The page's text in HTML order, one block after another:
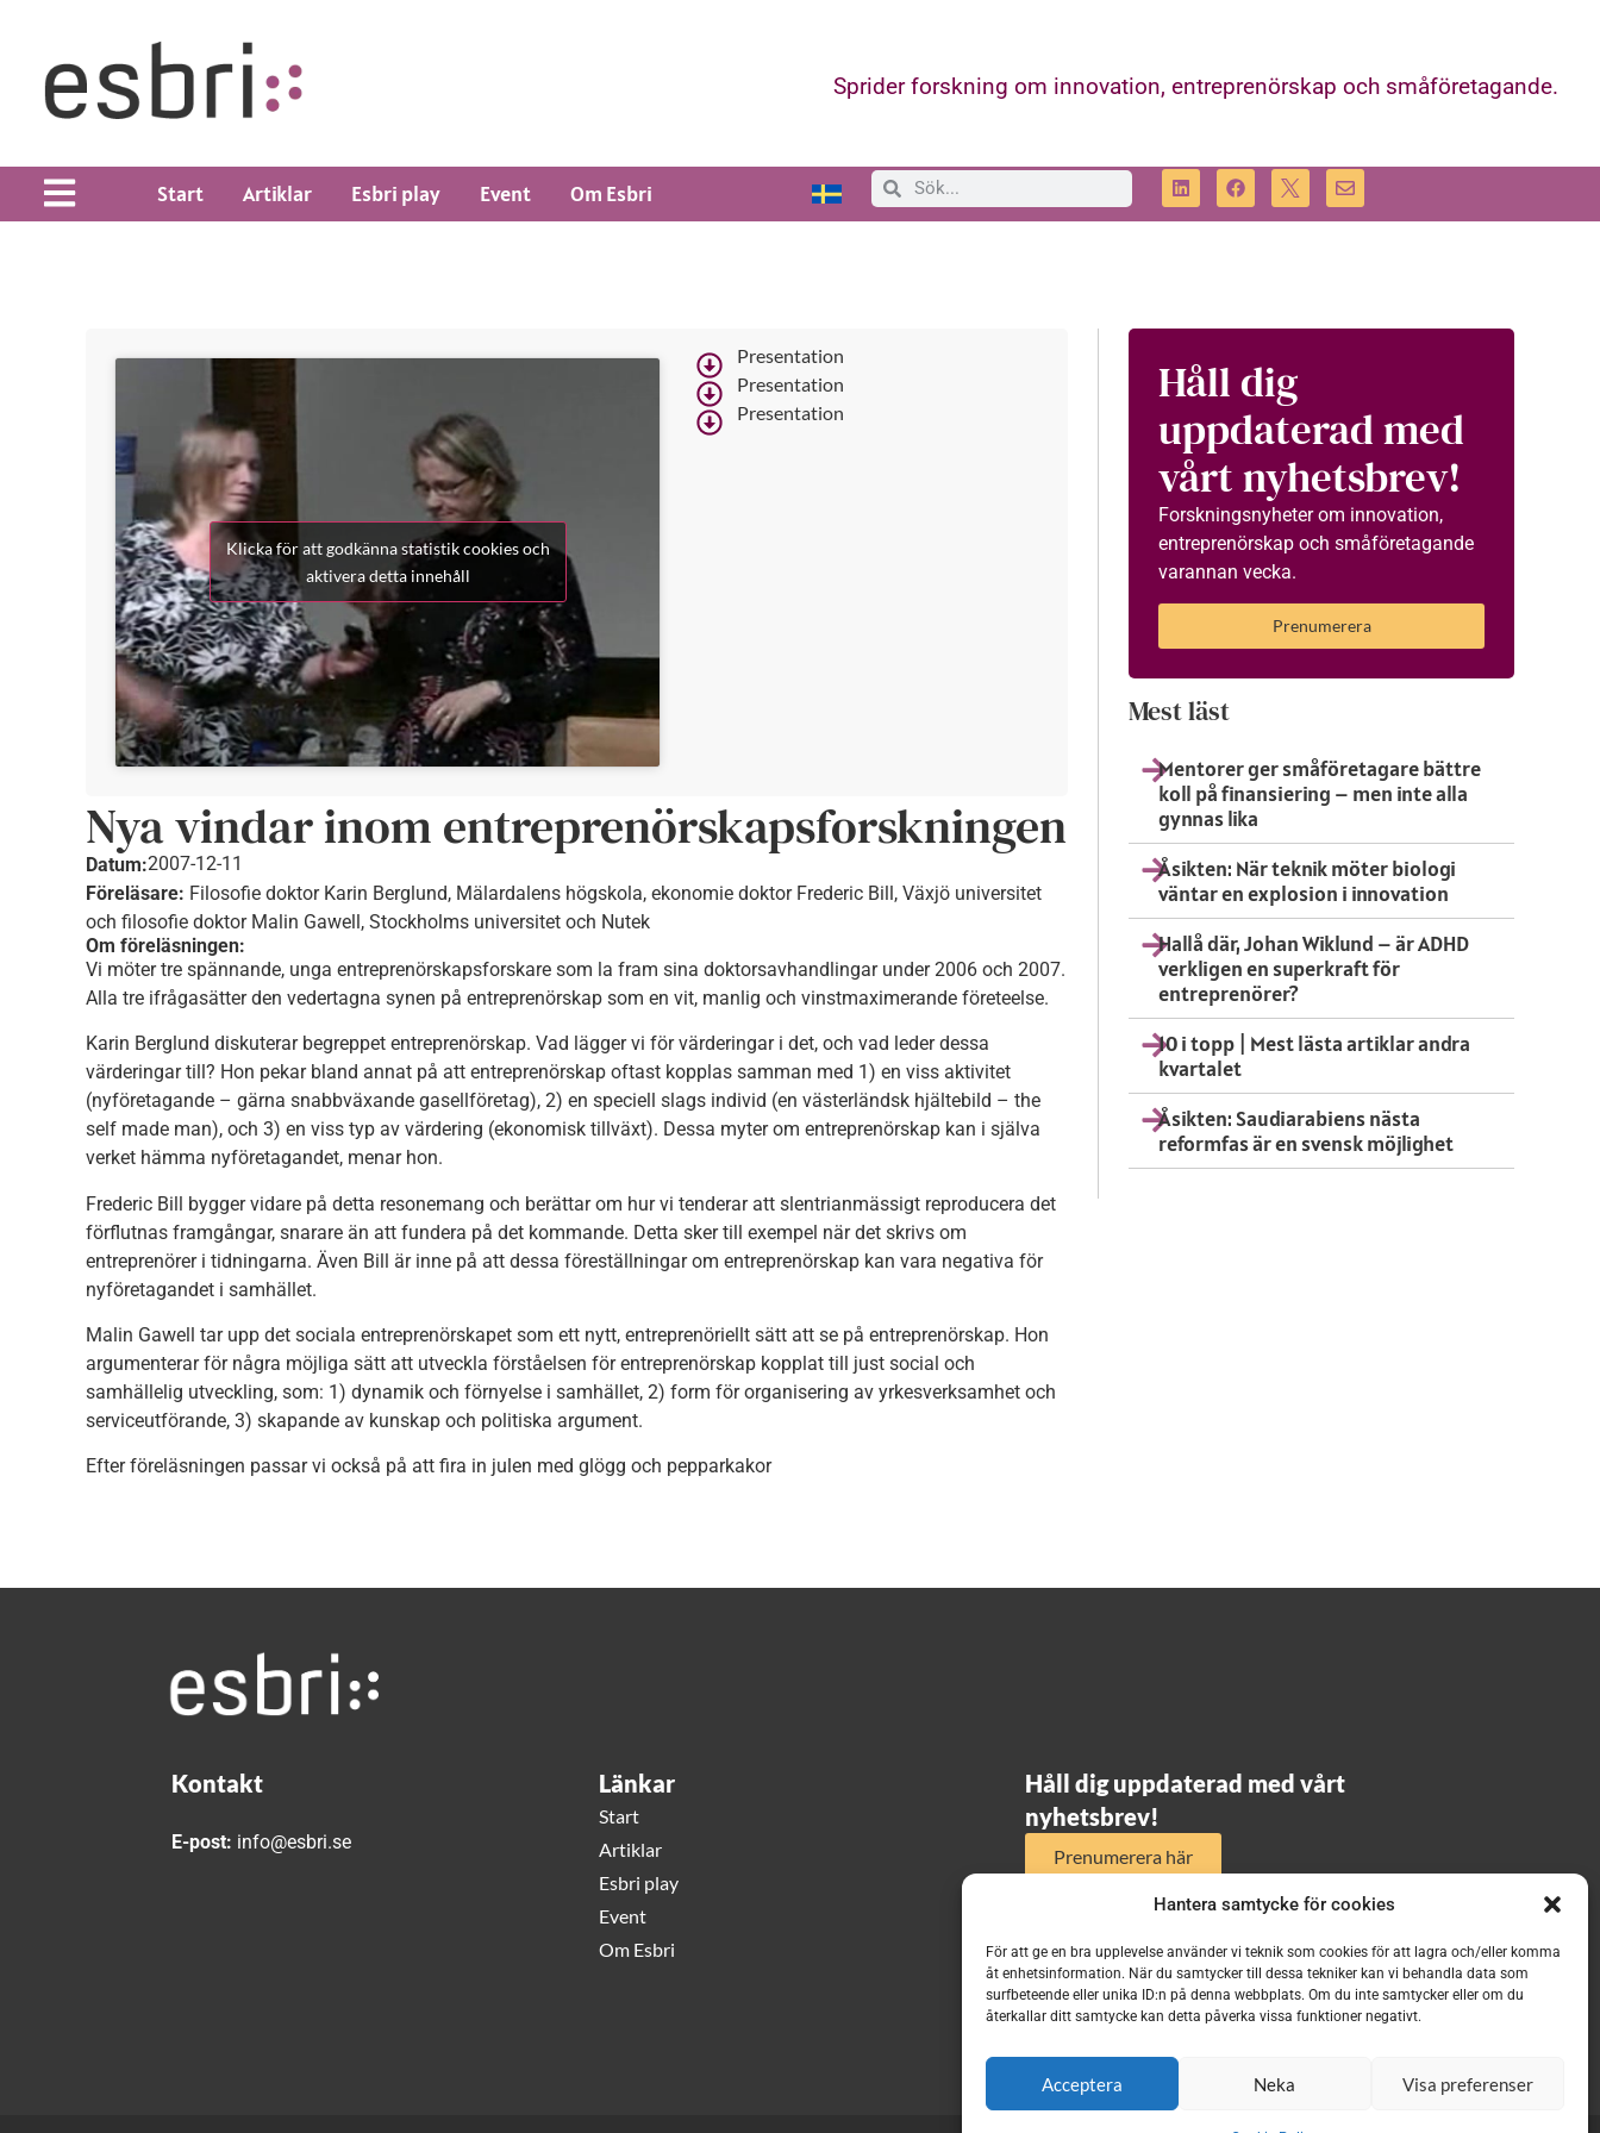
Hantera samtycke för cookies
För att ge en bra upplevelse använder vi teknik som cookies för att lagra och/eller komma
åt enhetsinformation. När du samtycker till dessa tekniker kan vi behandla data som
surfbeteende eller unika ID:n på denna webbplats. Om du inte samtycker eller om du
återkallar ditt samtycke kan detta påverka vissa funktioner negativt.
Acceptera Neka Visa preferenser
Sprider forskning om innovation, entreprenörskap och småföretagande.
Start Artiklar Esbri play Event Om Esbri
Klicka för att godkänna statistik cookies och
aktivera detta innehåll
Presentation
Presentation
Presentation
Nya vindar inom entreprenörskapsforskningen
Datum:2007-12-11
Föreläsare: Filosofie doktor Karin Berglund, Mälardalens högskola, ekonomie doktor Frederic Bill, Växjö universitet
och filosofie doktor Malin Gawell, Stockholms universitet och Nutek
Om föreläsningen:
Vi möter tre spännande, unga entreprenörskapsforskare som la fram sina doktorsavhandlingar under 2006 och 2007.
Alla tre ifrågasätter den vedertagna synen på entreprenörskap som en vit, manlig och vinstmaximerande företeelse.
Karin Berglund diskuterar begreppet entreprenörskap. Vad lägger vi för värderingar i det, och vad leder dessa
värderingar till? Hon pekar bland annat på att entreprenörskap oftast kopplas samman med 1) en viss aktivitet
(nyföretagande – gärna snabbväxande gasellföretag), 2) en speciell slags individ (en västerländsk hjältebild – the
self made man), och 3) en viss typ av värdering (ekonomisk tillväxt). Dessa myter om entreprenörskap kan i själva
verket hämma nyföretagandet, menar hon.
Frederic Bill bygger vidare på detta resonemang och berättar om hur vi tenderar att slentrianmässigt reproducera det
förflutnas framgångar, snarare än att fundera på det kommande. Detta sker till exempel när det skrivs om
entreprenörer i tidningarna. Även Bill är inne på att dessa föreställningar om entreprenörskap kan vara negativa för
nyföretagandet i samhället.
Malin Gawell tar upp det sociala entreprenörskapet som ett nytt, entreprenöriellt sätt att se på entreprenörskap. Hon
argumenterar för några möjliga sätt att utveckla förståelsen för entreprenörskap kopplat till just social och
samhällelig utveckling, som: 1) dynamik och förnyelse i samhället, 2) form för organisering av yrkesverksamhet och
serviceutförande, 3) skapande av kunskap och politiska argument.
Efter föreläsningen passar vi också på att fira in julen med glögg och pepparkakor
Håll dig
uppdaterad med
vårt nyhetsbrev!
Forskningsnyheter om innovation,
entreprenörskap och småföretagande
varannan vecka.
Prenumerera
Mest läst
Mentorer ger småföretagare bättre
koll på finansiering – men inte alla
gynnas lika
Åsikten: När teknik möter biologi
väntar en explosion i innovation
Hallå där, Johan Wiklund – är ADHD
verkligen en superkraft för
entreprenörer?
10 i topp | Mest lästa artiklar andra
kvartalet
Åsikten: Saudiarabiens nästa
reformfas är en svensk möjlighet
Kontakt
E-post: info@esbri.se
Länkar
Start
Artiklar
Esbri play
Event
Om Esbri
Håll dig uppdaterad med vårt
nyhetsbrev!
Prenumerera här